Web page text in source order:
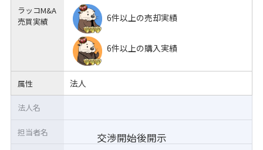
ラッコM&A
売買実績
6件以上の売却実績
6件以上の購入実績
属性 法人
交渉開始後開示
法人名
担当者名